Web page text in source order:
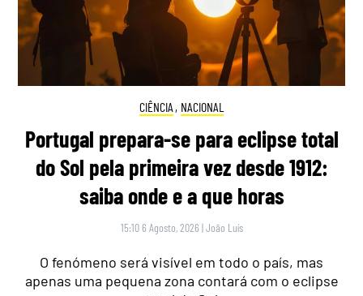
CIÊNCIA , NACIONAL
Portugal prepara-se para eclipse total
do Sol pela primeira vez desde 1912:
saiba onde e a que horas
15:10 6 Agosto, 2026 |João Luís
O fenómeno será visível em todo o país, mas
apenas uma pequena zona contará com o eclipse